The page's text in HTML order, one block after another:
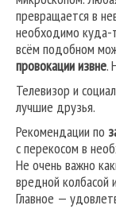
превращается в
необходимо куда-
всём подобном
провокации извне.
Телевизор и
лучшие друзья.
Рекомендации по
с перекосом в
Не очень важно
вредной колбасой
Главное —